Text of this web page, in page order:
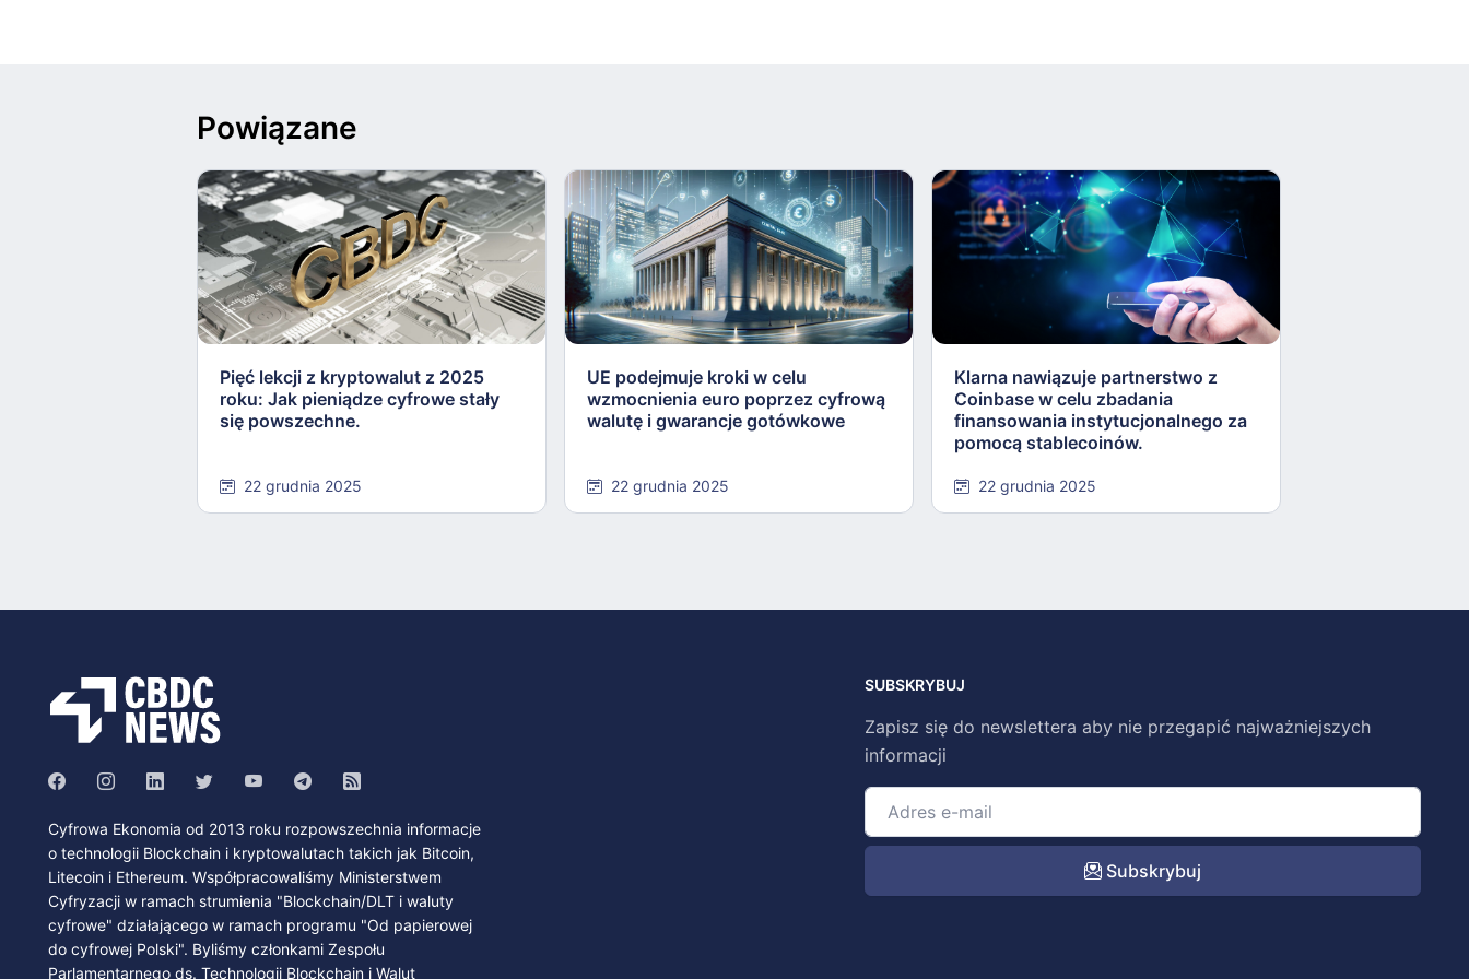
Powiązane
Pięć lekcji z kryptowalut z 2025
roku: Jak pieniądze cyfrowe stały
się powszechne.
22 grudnia 2025
UE podejmuje kroki w celu
wzmocnienia euro poprzez cyfrową
walutę i gwarancje gotówkowe
22 grudnia 2025
Klarna nawiązuje partnerstwo z
Coinbase w celu zbadania
finansowania instytucjonalnego za
pomocą stablecoinów.
22 grudnia 2025
Cyfrowa Ekonomia od 2013 roku rozpowszechnia informacje
o technologii Blockchain i kryptowalutach takich jak Bitcoin,
Litecoin i Ethereum. Współpracowaliśmy Ministerstwem
Cyfryzacji w ramach strumienia "Blockchain/DLT i waluty
cyfrowe" działającego w ramach programu "Od papierowej
do cyfrowej Polski". Byliśmy członkami Zespołu
Parlamentarnego ds. Technologii Blockchain i Walut
SUBSKRYBUJ
Zapisz się do newslettera aby nie przegapić najważniejszych
informacji
Subskrybuj